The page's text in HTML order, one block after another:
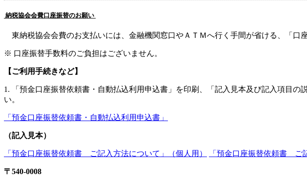
納税協会会費口座振替のお願い
東納税協会会費のお支払いには、金融機関窓口やＡＴＭへ行く手間が省ける、「口
※ 口座振替手数料のご負担はございません。
【ご利用手続きなど】
1. 「預金口座振替依頼書・自動払込利用申込書」を印刷、「記入見本及び記入項目
い。
「預金口座振替依頼書 ・自動払込利用申込書」
（記入見本）
「預金口座振替依頼書 ご記入方法について」 （個人用） 「預金口座振替依頼書 ご
〒540-0008